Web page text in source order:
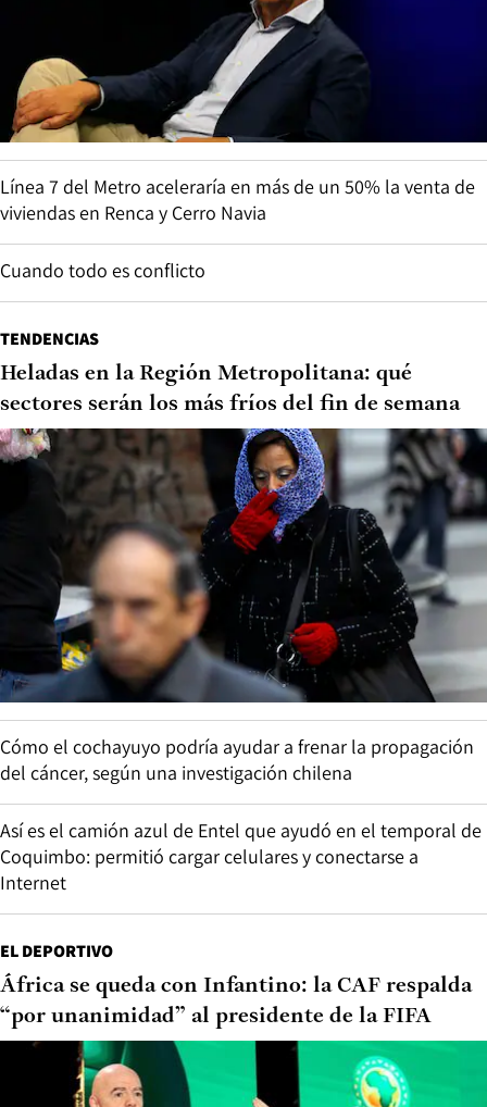
Línea 7 del Metro aceleraría en más de un 50% la venta de
viviendas en Renca y Cerro Navia
Cuando todo es conflicto
TENDENCIAS
Heladas en la Región Metropolitana: qué
sectores serán los más fríos del fin de semana
Cómo el cochayuyo podría ayudar a frenar la propagación
del cáncer, según una investigación chilena
Así es el camión azul de Entel que ayudó en el temporal de
Coquimbo: permitió cargar celulares y conectarse a
Internet
EL DEPORTIVO
África se queda con Infantino: la CAF respalda
“por unanimidad” al presidente de la FIFA